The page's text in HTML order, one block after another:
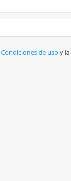
Condiciones de uso y la